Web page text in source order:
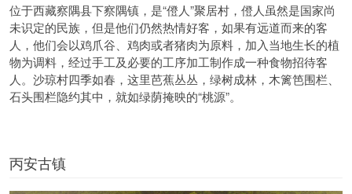
位于西藏察隅县下察隅镇，是“僜人”聚居村，僜人虽然是国家尚
未识定的民族，但是他们仍然热情好客，如果有远道而来的客
人，他们会以鸡爪谷、鸡肉或者猪肉为原料，加入当地生长的植
物为调料，经过手工及必要的工序加工制作成一种食物招待客
人。沙琼村四季如春，这里芭蕉丛丛，绿树成林，木篱笆围栏、
石头围栏隐约其中，就如绿荫掩映的“桃源”。
丙安古镇